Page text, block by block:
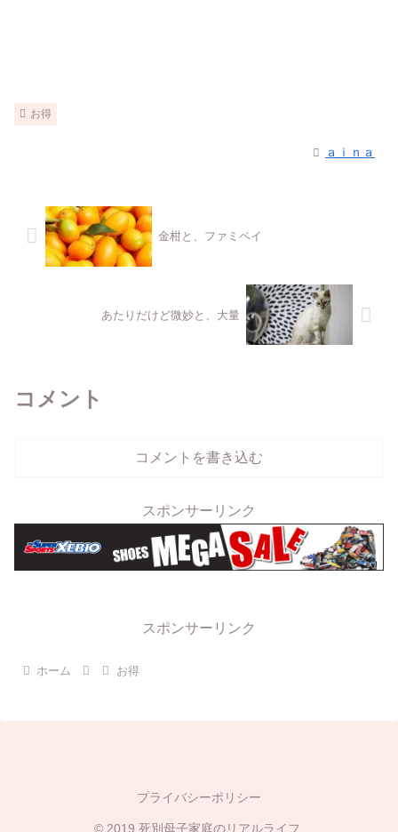
お得
ａｉｎａ
金柑と、ファミペイ
あたりだけど微妙と、大量
コメント
コメントを書き込む
スポンサーリンク
スポンサーリンク
ホーム お得
プライバシーポリシー
© 2019 死別母子家庭のリアルライフ.